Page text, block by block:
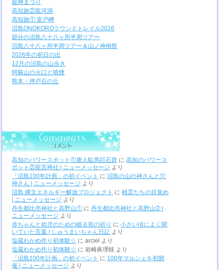
龍神まつり
高知旅②龍河洞
高知旅① 室戸岬
沼島ONOKOROラウンドトレイル2026
節分の沼島八十八ヶ所半周ツアー
沼島八十八ヶ所半周ツアー＆山ノ神例祭
2026年の初日の出
12月の沼島の山歩き
阿蘇山の火口と噴煙
熊本・押戸石の丘
高知のパワースポット①唐人駄馬巨石群 に高知のパワース
ポット②龍宮神社 | ニューメッセージ より
「沼島100年計画」の初イベント に沼島の山の神さんと穴
神さん | ニューメッセージ より
沼島 縄文エネルギー解放プロジェクト に精霊たちの目覚め
| ニューメッセージ より
丹生都比売神社と高野山① に丹生都比売神社と高野山➁ |
ニューメッセージ より
赤ちゃんと幼児のための眠る前の祈り に小さい頃によく聞
いていた言葉 | しゅうまいちゃん日記 より
塩蔵わかめ作り初体験☆ にarciel
より
塩蔵わかめ作り初体験☆ に岩崎眞理枝 より
「沼島100年計画」の初イベント に 100年マルシェを初開
催 | ニューメッセージ より